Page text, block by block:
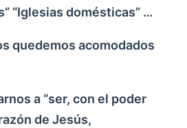
“Iglesias domésticas” …
quedemos acomodados
a “ser, con el poder
de Jesús,